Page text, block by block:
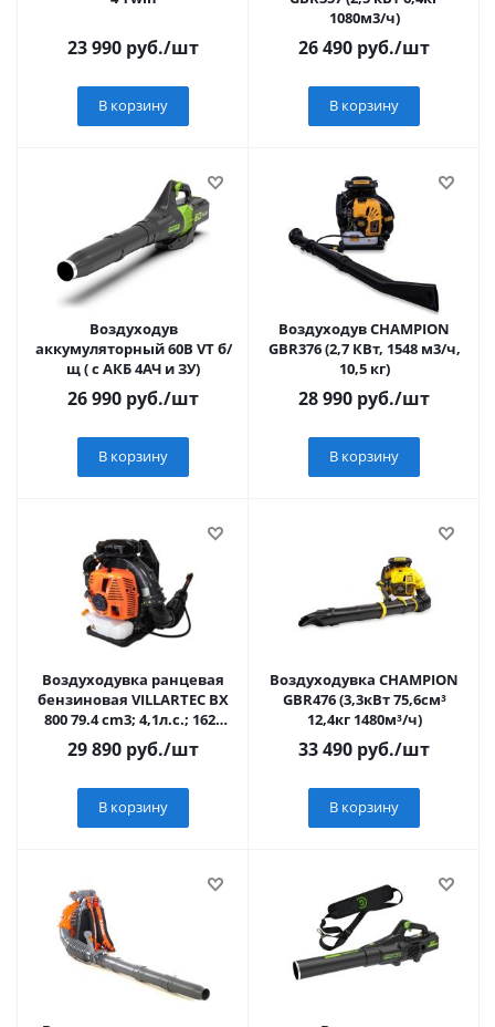
23 990 руб./шт
В корзину
1080м3/ч)
26 490 руб./шт
В корзину
Воздуходув
аккумуляторный 60В VT б/
щ ( с АКБ 4АЧ и ЗУ)
26 990 руб./шт
В корзину
Воздуходув CHAMPION
GBR376 (2,7 КВт, 1548 м3/ч,
10,5 кг)
28 990 руб./шт
В корзину
Воздуходувка ранцевая
бензиновая VILLARTEC BX
800 79.4 cm3; 4,1л.с.; 1620
м3/ч Вес 10,3кг
29 890 руб./шт
В корзину
Воздуходувка CHAMPION
GBR476 (3,3кВт 75,6см³
12,4кг 1480м³/ч)
33 490 руб./шт
В корзину